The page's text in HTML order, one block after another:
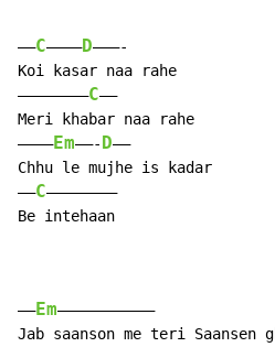
——C———–D———-
Koi kasar naa rahe
———————–C——
Meri khabar naa rahe
———–Em——- D——
Chhu le mujhe is kadar
—–C————————
Be intehaan
——Em———————————